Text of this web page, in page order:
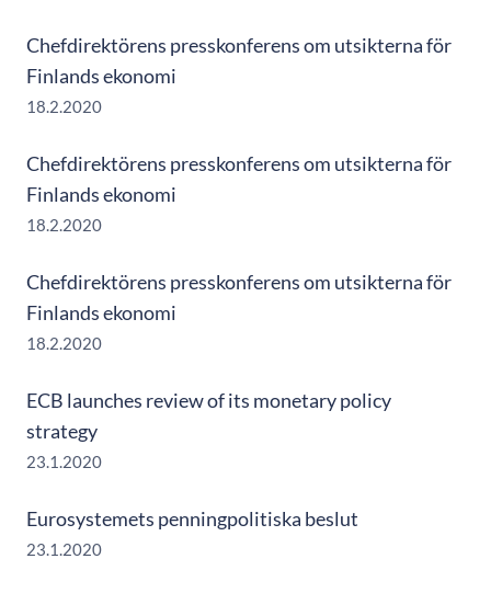
Chefdirektörens presskonferens om utsikterna för
Finlands ekonomi
18.2.2020
Chefdirektörens presskonferens om utsikterna för
Finlands ekonomi
18.2.2020
Chefdirektörens presskonferens om utsikterna för
Finlands ekonomi
18.2.2020
ECB launches review of its monetary policy
strategy
23.1.2020
Eurosystemets penningpolitiska beslut
23.1.2020